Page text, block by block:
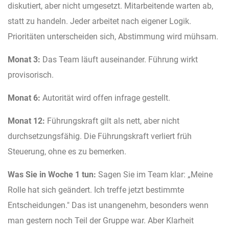
diskutiert, aber nicht umgesetzt. Mitarbeitende warten ab,
statt zu handeln. Jeder arbeitet nach eigener Logik.
Prioritäten unterscheiden sich, Abstimmung wird mühsam.
Monat 3: Das Team läuft auseinander. Führung wirkt
provisorisch.
Monat 6: Autorität wird offen infrage gestellt.
Monat 12: Führungskraft gilt als nett, aber nicht
durchsetzungsfähig. Die Führungskraft verliert früh
Steuerung, ohne es zu bemerken.
Was Sie in Woche 1 tun: Sagen Sie im Team klar: „Meine
Rolle hat sich geändert. Ich treffe jetzt bestimmte
Entscheidungen." Das ist unangenehm, besonders wenn
man gestern noch Teil der Gruppe war. Aber Klarheit